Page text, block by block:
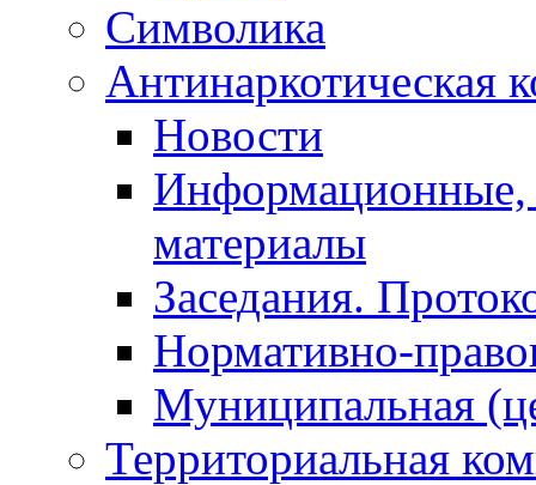
Символика
Антинаркотическая
Новости
Информационные,
материалы
Заседания.
Нормативно-
Муниципальная
Территориальная